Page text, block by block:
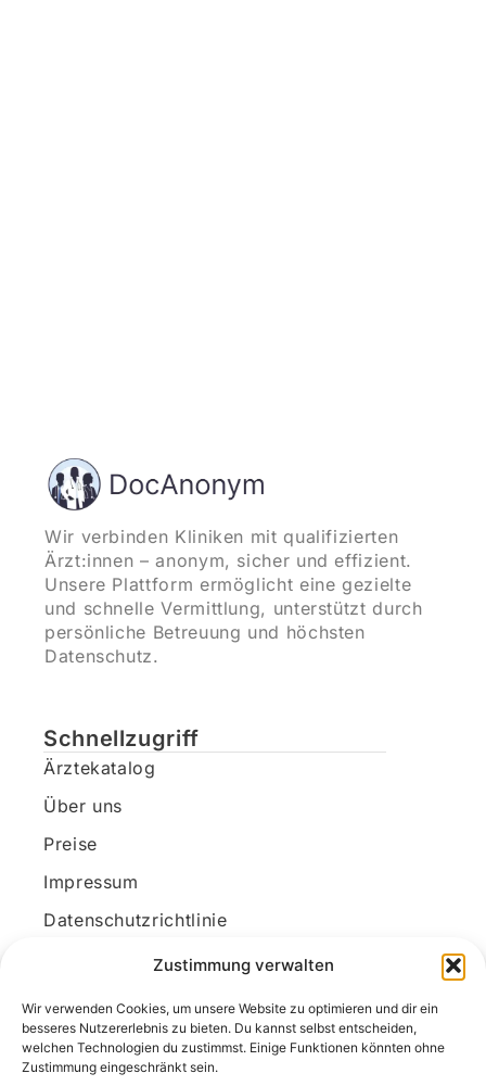
Zustimmung verwalten
Wir verwenden Cookies, um unsere Website zu optimieren und dir ein
besseres Nutzererlebnis zu bieten. Du kannst selbst entscheiden,
welchen Technologien du zustimmst. Einige Funktionen könnten ohne
Zustimmung eingeschränkt sein.
Wir verbinden Kliniken mit qualifizierten
Ärzt:innen – anonym, sicher und effizient.
Unsere Plattform ermöglicht eine gezielte
und schnelle Vermittlung, unterstützt durch
persönliche Betreuung und höchsten
Datenschutz.
Schnellzugriff
Ärztekatalog
Über uns
Preise
Impressum
Datenschutzrichtlinie
Kundenkonto
Unsere Kontaktdaten
E-Mail: kontakt@docanonym.com